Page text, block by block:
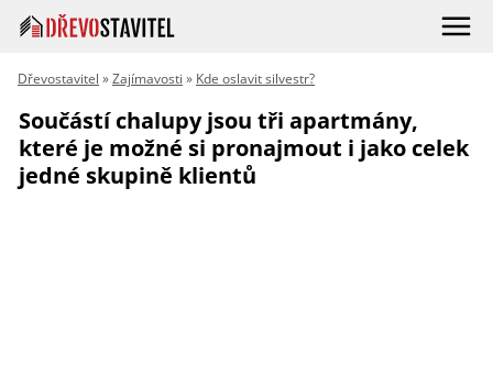
Dřevostavitel »Zajímavosti » Kde oslavit silvestr?
Součástí chalupy jsou tři apartmány,
které je možné si pronajmout i jako celek
jedné skupině klientů